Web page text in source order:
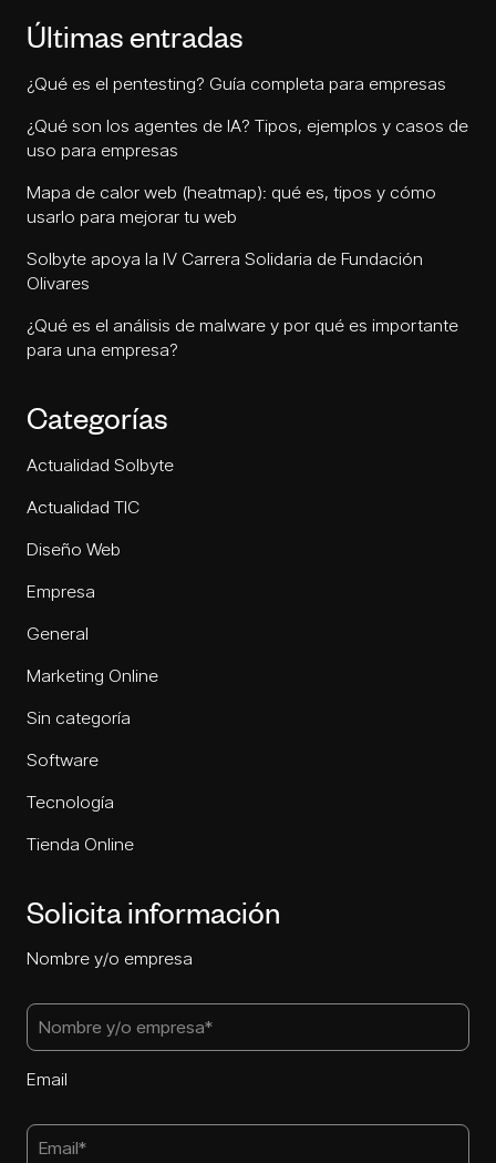
Últimas entradas
¿Qué es el pentesting? Guía completa para empresas
¿Qué son los agentes de IA? Tipos, ejemplos y casos de
uso para empresas
Mapa de calor web (heatmap): qué es, tipos y cómo
usarlo para mejorar tu web
Solbyte apoya la IV Carrera Solidaria de Fundación
Olivares
¿Qué es el análisis de malware y por qué es importante
para una empresa?
Categorías
Actualidad Solbyte
Actualidad TIC
Diseño Web
Empresa
General
Marketing Online
Sin categoría
Software
Tecnología
Tienda Online
Solicita información
Nombre y/o empresa
Email